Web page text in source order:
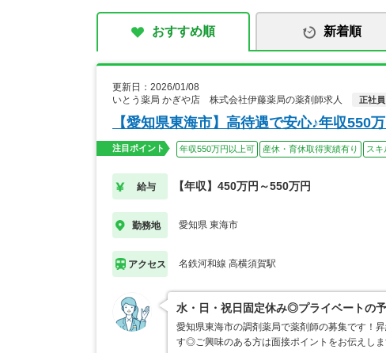
おすすめ順 新着順
更新日：2026/01/08
いとう薬局 かぎや店 株式会社伊藤薬局の薬剤師求人
正社員
【愛知県東海市】高待遇で安心♪年収550
注目ポイント 年収550万円以上可 産休・育休取得実績有り スキ
給与 【年収】450万円～550万円
勤務地 愛知県 東海市
アクセス 名鉄河和線 高横須賀駅
水・日・祝日固定休み◎プライベートの
愛知県東海市の調剤薬局で薬剤師の募集です！
す◎ご興味のある方は面接ポイントをお伝えし